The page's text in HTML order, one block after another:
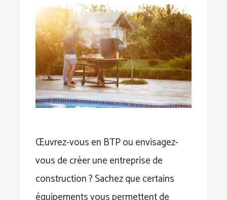
Œuvrez-vous en BTP ou envisagez-
vous de créer une entreprise de
construction ? Sachez que certains